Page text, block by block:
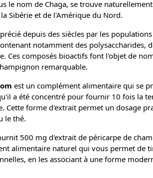
le nom de Chaga, se trouve
Sibérie et de l'Amérique du Nord.
depuis des siècles par les
notamment des polysaccharides,
Ces composés bioactifs font l'objet de
remarquable.
est un complément alimentaire qui se
a été concentré pour fournir 10 fois la
Cette forme d'extrait permet un dosage
le thé.
500 mg d'extrait de péricarpe de
alimentaire naturel qui vous permet de
en les associant à une forme